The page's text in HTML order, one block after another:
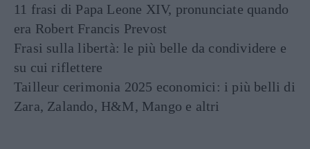
11 frasi di Papa Leone XIV, pronunciate quando
era Robert Francis Prevost
Frasi sulla libertà: le più belle da condividere e
su cui riflettere
Tailleur cerimonia 2025 economici: i più belli di
Zara, Zalando, H&M, Mango e altri